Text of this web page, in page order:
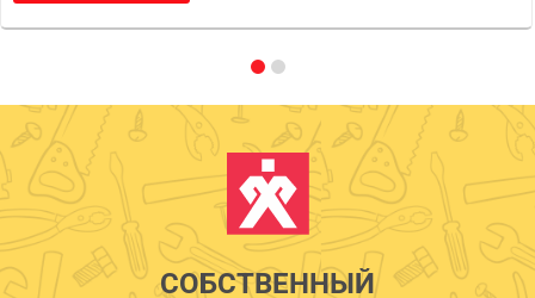
СОБСТВЕННЫЙ